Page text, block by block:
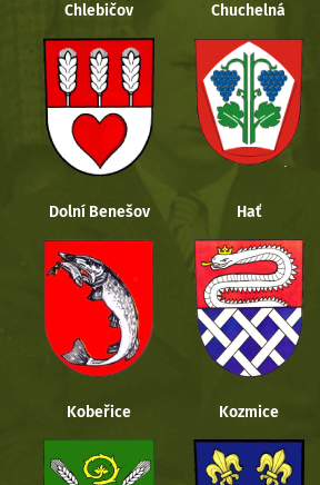
Chlebičov Chuchelná
Dolní Benešov Hať
Kobeřice Kozmice